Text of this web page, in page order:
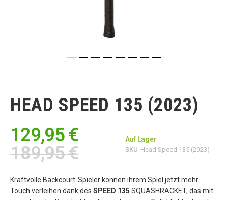
Bildgalerie
springen
HEAD SPEED 135 (2023)
129,95 €
189,95 €
Auf Lager
SKU Head Speed 135 (2023)
Kraftvolle Backcourt-Spieler können ihrem Spiel jetzt mehr
Touch verleihen dank des SPEED 135 SQUASHRACKET, das mit